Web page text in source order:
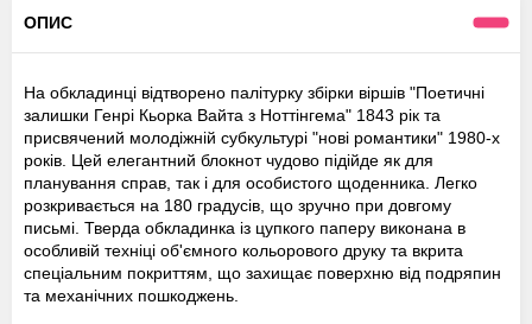
ОПИС
На обкладинці відтворено палітурку збірки віршів "Поетичні
залишки Генрі Кьорка Вайта з Ноттінгема" 1843 рік та
присвячений молодіжній субкультурі "нові романтики" 1980-х
років. Цей елегантний блокнот чудово підійде як для
планування справ, так і для особистого щоденника. Легко
розкривається на 180 градусів, що зручно при довгому
письмі. Тверда обкладинка із цупкого паперу виконана в
особливій техніці об'ємного кольорового друку та вкрита
спеціальним покриттям, що захищає поверхню від подряпин
та механічних пошкоджень.